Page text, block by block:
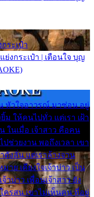
กระเป๋า
ย่งกระเป๋า | เตือนใจ บุญ
หัวใจอาวรณ์ มาซ่อน อยู่
ม ให้คนไปทั่ว แต่เรา เฝ้า
ในเมื่อ เจ้าสาว คือคน
ช่วยงาน พอถึงเวลา เขา
ดังลั่น แต่เราล้างจาน
าย เคียงใจเจ้าบ่าว เป็น
าบ่าว เพื่อนเจ้าสาว ยัง
รสน เขาไม่เห็นคน ที่อยู่